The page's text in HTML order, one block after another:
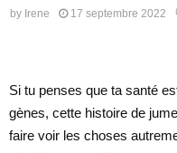
by Irene 17 septembre 2022
Si tu penses que ta santé
gènes, cette histoire de
faire voir les choses